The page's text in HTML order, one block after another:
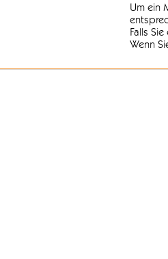
Um ein
Falls
Wenn